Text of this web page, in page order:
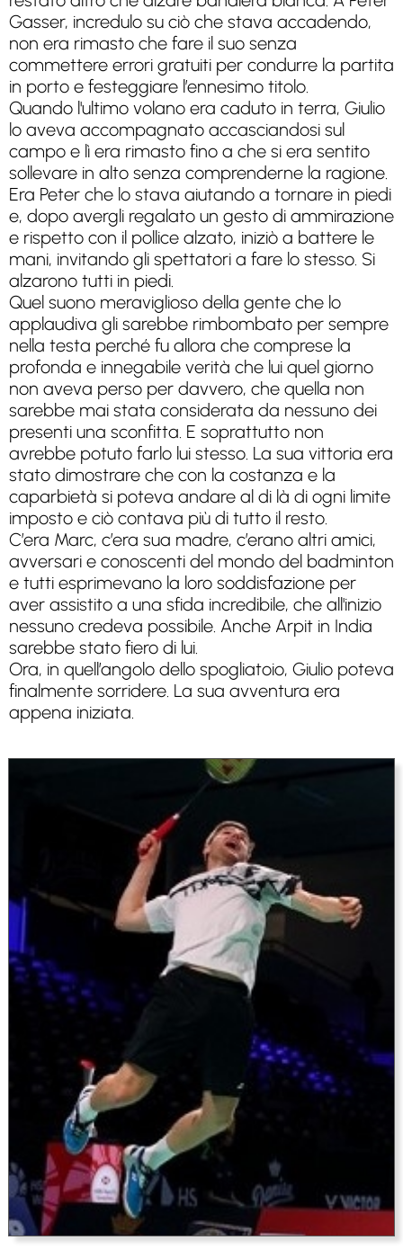
Gasser, incredulo su ciò che stava accadendo,
non era rimasto che fare il suo senza
commettere errori gratuiti per condurre la partita
in porto e festeggiare l’ennesimo titolo.
Quando l'ultimo volano era caduto in terra, Giulio
lo aveva accompagnato accasciandosi sul
campo e lì era rimasto fino a che si era sentito
sollevare in alto senza comprenderne la ragione.
Era Peter che lo stava aiutando a tornare in piedi
e, dopo avergli regalato un gesto di ammirazione
e rispetto con il pollice alzato, iniziò a battere le
mani, invitando gli spettatori a fare lo stesso. Si
alzarono tutti in piedi.
Quel suono meraviglioso della gente che lo
applaudiva gli sarebbe rimbombato per sempre
nella testa perché fu allora che comprese la
profonda e innegabile verità che lui quel giorno
non aveva perso per davvero, che quella non
sarebbe mai stata considerata da nessuno dei
presenti una sconfitta. E soprattutto non
avrebbe potuto farlo lui stesso. La sua vittoria era
stato dimostrare che con la costanza e la
caparbietà si poteva andare al di là di ogni limite
imposto e ciò contava più di tutto il resto.
C’era Marc, c’era sua madre, c’erano altri amici,
avversari e conoscenti del mondo del badminton
e tutti esprimevano la loro soddisfazione per
aver assistito a una sfida incredibile, che all'inizio
nessuno credeva possibile. Anche Arpit in India
sarebbe stato fiero di lui.
Ora, in quell’angolo dello spogliatoio, Giulio poteva
finalmente sorridere. La sua avventura era
appena iniziata.